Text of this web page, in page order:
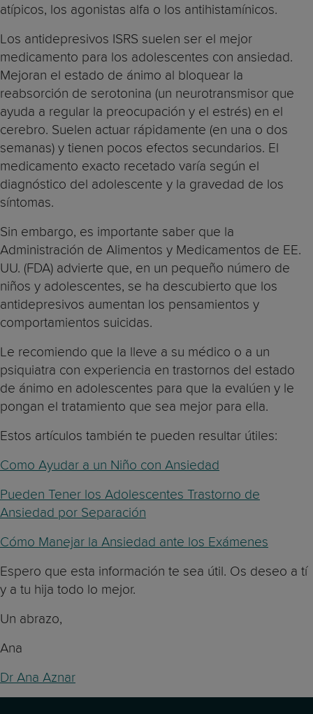
atípicos, los agonistas alfa o los antihistamínicos.
Los antidepresivos ISRS suelen ser el mejor
medicamento para los adolescentes con ansiedad.
Mejoran el estado de ánimo al bloquear la
reabsorción de serotonina (un neurotransmisor que
ayuda a regular la preocupación y el estrés) en el
cerebro. Suelen actuar rápidamente (en una o dos
semanas) y tienen pocos efectos secundarios. El
medicamento exacto recetado varía según el
diagnóstico del adolescente y la gravedad de los
síntomas.
Sin embargo, es importante saber que la
Administración de Alimentos y Medicamentos de EE.
UU. (FDA) advierte que, en un pequeño número de
niños y adolescentes, se ha descubierto que los
antidepresivos aumentan los pensamientos y
comportamientos suicidas.
Le recomiendo que la lleve a su médico o a un
psiquiatra con experiencia en trastornos del estado
de ánimo en adolescentes para que la evalúen y le
pongan el tratamiento que sea mejor para ella.
Estos artículos también te pueden resultar útiles:
Como Ayudar a un Niño con Ansiedad
Pueden Tener los Adolescentes Trastorno de
Ansiedad por Separación
Cómo Manejar la Ansiedad ante los Exámenes
Espero que esta información te sea útil. Os deseo a tí
y a tu hija todo lo mejor.
Un abrazo,
Ana
Dr Ana Aznar